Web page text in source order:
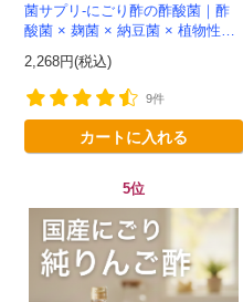
菌サプリ-にごり酢の酢酸菌｜酢
酸菌 × 麹菌 × 納豆菌 × 植物性乳
ま屋-モニター追加20...
2,268円(税込)
9件
カートに入れる
5位